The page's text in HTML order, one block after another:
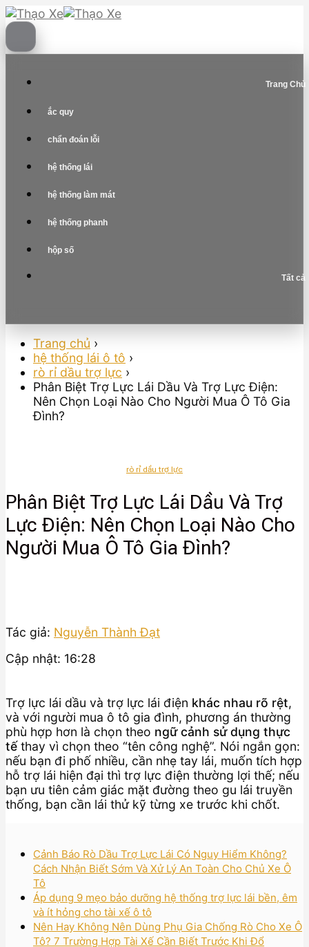
Skip
to
content
Trang Chủ
ắc quy
chẩn đoán lỗi
hệ thống lái
hệ thống làm mát
hệ thống phanh
hộp số
Tất cả
Trang chủ ›
hệ thống lái ô tô ›
rò rỉ dầu trợ lực ›
Phân Biệt Trợ Lực Lái Dầu Và Trợ Lực Điện:
Nên Chọn Loại Nào Cho Người Mua Ô Tô Gia
Đình?
rò rỉ dầu trợ lực
Phân Biệt Trợ Lực Lái Dầu Và Trợ
Lực Điện: Nên Chọn Loại Nào Cho
Người Mua Ô Tô Gia Đình?
Tác giả: Nguyễn Thành Đạt
Cập nhật: 16:28
Trợ lực lái dầu và trợ lực lái điện khác nhau rõ rệt,
và với người mua ô tô gia đình, phương án thường
phù hợp hơn là chọn theo ngữ cảnh sử dụng thực
tếthay vì chọn theo “tên công nghệ”. Nói ngắn gọn:
nếu bạn đi phố nhiều, cần nhẹ tay lái, muốn tích hợp
hỗ trợ lái hiện đại thì trợ lực điện thường lợi thế; nếu
bạn ưu tiên cảm giác mặt đường theo gu lái truyền
thống, bạn cần lái thử kỹ từng xe trước khi chốt.
Cảnh Báo Rò Dầu Trợ Lực Lái Có Nguy Hiểm Không?
Cách Nhận Biết Sớm Và Xử Lý An Toàn Cho Chủ Xe Ô
Tô
Áp dụng 9 mẹo bảo dưỡng hệ thống trợ lực lái bền, êm
và ít hỏng cho tài xế ô tô
Nên Hay Không Nên Dùng Phụ Gia Chống Rò Cho Xe Ô
Tô? 7 Trường Hợp Tài Xế Cần Biết Trước Khi Đổ